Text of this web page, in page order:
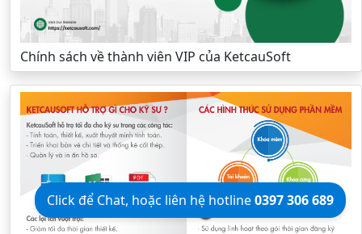
Chính sách về thành viên VIP của KetcauSoft
Click để Chat, hoặc liên hệ hotline0397 306 689